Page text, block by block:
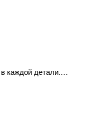
каждой детали.